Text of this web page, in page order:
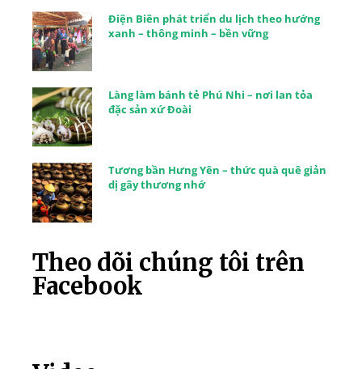
Điện Biên phát triển du lịch theo hướng
xanh – thông minh – bền vững
Làng làm bánh tẻ Phú Nhi – nơi lan tỏa
đặc sản xứ Đoài
Tương bần Hưng Yên – thức quà quê giản
dị gây thương nhớ
Theo dõi chúng tôi trên
Facebook